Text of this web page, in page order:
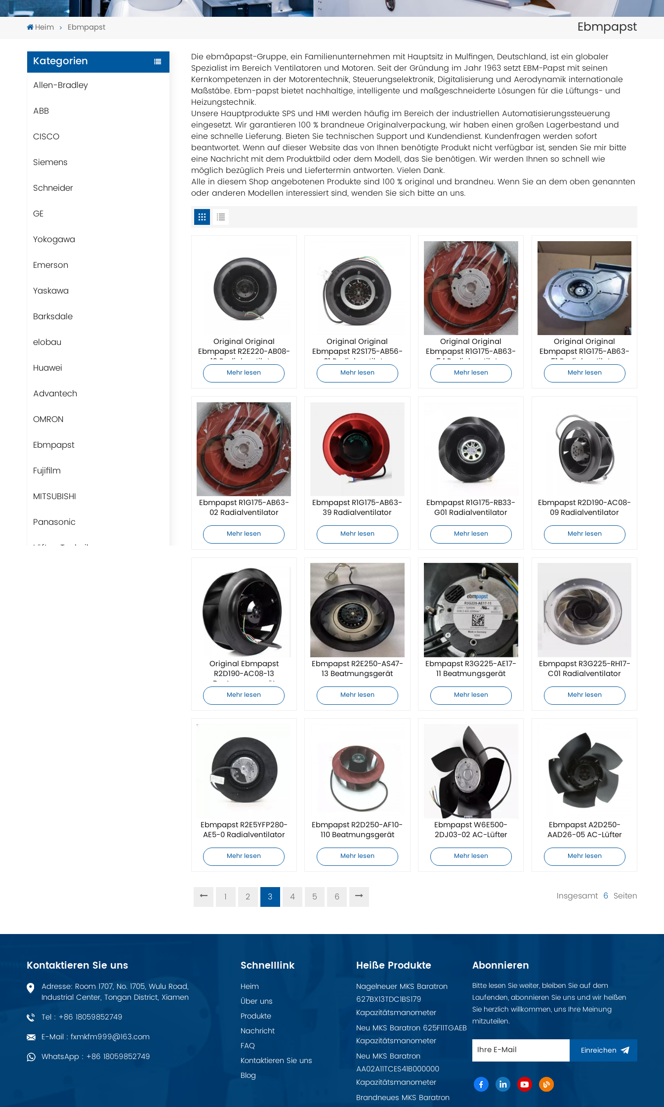
한국의
ไทย
Tiếng Việt
中文
Heim Ebmpapst Ebmpapst
Kategorien
Allen-Bradley
ABB
CISCO
Siemens
Schneider
GE
Yokogawa
Emerson
Yaskawa
Barksdale
elobau
Huawei
Advantech
OMRON
Ebmpapst
Fujifilm
MITSUBISHI
Panasonic
Lüfter-Technik
YORK
Xsens
7OCEAN
ANSON
Swissbit
B&R
Die ebmâpapst-Gruppe, ein Familienunternehmen mit Hauptsitz in Mulfingen, Deutschland, ist ein globaler
Spezialist im Bereich Ventilatoren und Motoren. Seit der Gründung im Jahr 1963 setzt EBM-Papst mit seinen
Kernkompetenzen in der Motorentechnik, Steuerungselektronik, Digitalisierung und Aerodynamik internationale
Maßstäbe. Ebm-papst bietet nachhaltige, intelligente und maßgeschneiderte Lösungen für die Lüftungs- und
Heizungstechnik.
Unsere Hauptprodukte SPS und HMI werden häufig im Bereich der industriellen Automatisierungssteuerung
eingesetzt. Wir garantieren 100 % brandneue Originalverpackung, wir haben einen großen Lagerbestand und
eine schnelle Lieferung. Bieten Sie technischen Support und Kundendienst. Kundenfragen werden sofort
beantwortet. Wenn auf dieser Website das von Ihnen benötigte Produkt nicht verfügbar ist, senden Sie mir bitte
eine Nachricht mit dem Produktbild oder dem Modell, das Sie benötigen. Wir werden Ihnen so schnell wie
möglich bezüglich Preis und Liefertermin antworten. Vielen Dank.
Alle in diesem Shop angebotenen Produkte sind 100 % original und brandneu. Wenn Sie an dem oben genannten
oder anderen Modellen interessiert sind, wenden Sie sich bitte an uns.
Original Original
Ebmpapst R2E220-AB08-
12 Radialventilator
Mehr lesen
Original Original
Ebmpapst R2S175-AB56-
01 Radialventilator
Mehr lesen
Original Original
Ebmpapst R1G175-AB63-
54 Radialventilator
Mehr lesen
Original Original
Ebmpapst R1G175-AB63-
51 Radialventilator
Mehr lesen
Ebmpapst R1G175-AB63-
02 Radialventilator
Mehr lesen
Ebmpapst R1G175-AB63-
39 Radialventilator
Mehr lesen
Ebmpapst R1G175-RB33-
G01 Radialventilator
Mehr lesen
Ebmpapst R2D190-AC08-
09 Radialventilator
Mehr lesen
Original Ebmpapst
R2D190-AC08-13
Beatmungsgerät
Mehr lesen
Ebmpapst R2E250-AS47-
13 Beatmungsgerät
Mehr lesen
Ebmpapst R3G225-AE17-
11 Beatmungsgerät
Mehr lesen
Ebmpapst R3G225-RH17-
C01 Radialventilator
Mehr lesen
Ebmpapst R2E5YFP280-
AE5-0 Radialventilator
Mehr lesen
Ebmpapst R2D250-AF10-
110 Beatmungsgerät
Mehr lesen
Ebmpapst W6E500-
2DJ03-02 AC-Lüfter
Mehr lesen
Ebmpapst A2D250-
AAD26-05 AC-Lüfter
Mehr lesen
1 2 3 4 5 6 Insgesamt 6 Seiten
Kontaktieren Sie uns
Adresse: Room 1707, No. 1705, Wulu Road,
Industrial Center, Tongan District, Xiamen
Tel : +86 18059852749
E-Mail : fxmkfm999@163.com
WhatsApp : +86 18059852749
Schnelllink
Heim
Über uns
Produkte
Nachricht
FAQ
Kontaktieren Sie uns
Blog
Heiße Produkte
Nagelneuer MKS Baratron
627BX13TDC1BS179
Kapazitätsmanometer
Neu MKS Baratron 625F11TGAEB
Kapazitätsmanometer
Neu MKS Baratron
AA02A11TCES41B000000
Kapazitätsmanometer
Brandneues MKS Baratron
Abonnieren
Bitte lesen Sie weiter, bleiben Sie auf dem
Laufenden, abonnieren Sie uns und wir heißen
Sie herzlich willkommen, uns Ihre Meinung
mitzuteilen.
Einreichen